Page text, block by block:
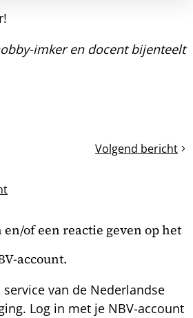
imker en docent bijenteelt
Volgend bericht
Jonge
of een reactie geven op het
account.
van de Nederlandse
Log in met je NBV-account